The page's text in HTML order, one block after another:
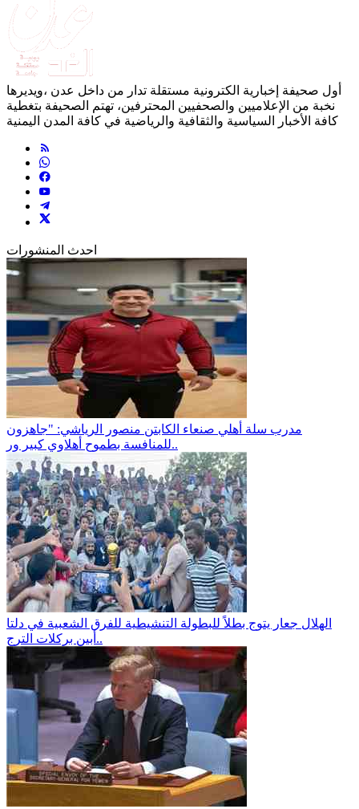
أول صحيفة إخبارية الكترونية مستقلة تدار من داخل عدن ،ويديرها
نخبة من الإعلاميين والصحفيين المحترفين، تهتم الصحيفة بتغطية
كافة الأخبار السياسية والثقافية والرياضية في كافة المدن اليمنية
احدث المنشورات
مدرب سلة أهلي صنعاء الكابتن منصور الرياشي: "جاهزون
للمنافسة بطموح أهلاوي كبير ور..
الهلال جعار يتوج بطلاً للبطولة التنشيطية للفرق الشعبية في دلتا
أبين بركلات الترج..